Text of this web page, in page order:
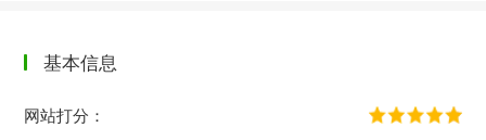
基本信息
网站打分：